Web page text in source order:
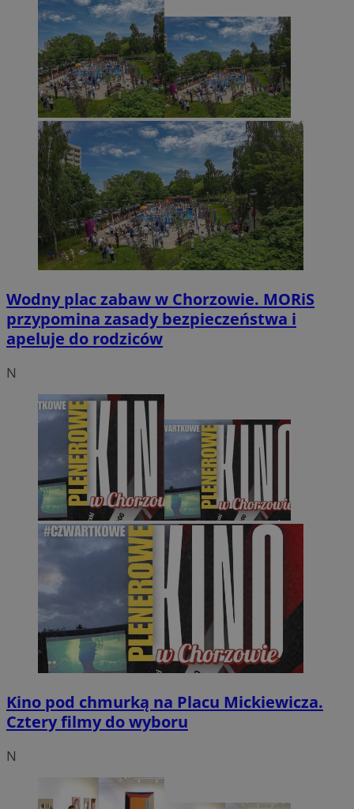
Wodny plac zabaw w Chorzowie. MORiS
przypomina zasady bezpieczeństwa i
apeluje do rodziców
N
Kino pod chmurką na Placu Mickiewicza.
Cztery filmy do wyboru
N